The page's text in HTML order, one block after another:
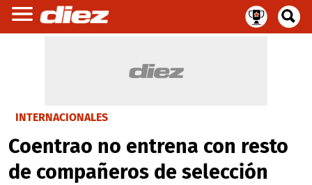
INTERNACIONALES
Coentrao no entrena con resto
de compañeros de selección